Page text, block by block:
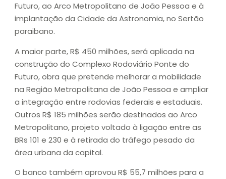
Futuro, ao Arco Metropolitano de João Pessoa e à
implantação da Cidade da Astronomia, no Sertão
paraibano.
A maior parte, R$ 450 milhões, será aplicada na
construção do Complexo Rodoviário Ponte do
Futuro, obra que pretende melhorar a mobilidade
na Região Metropolitana de João Pessoa e ampliar
a integração entre rodovias federais e estaduais.
Outros R$ 185 milhões serão destinados ao Arco
Metropolitano, projeto voltado à ligação entre as
BRs 101 e 230 e à retirada do tráfego pesado da
área urbana da capital.
O banco também aprovou R$ 55,7 milhões para a